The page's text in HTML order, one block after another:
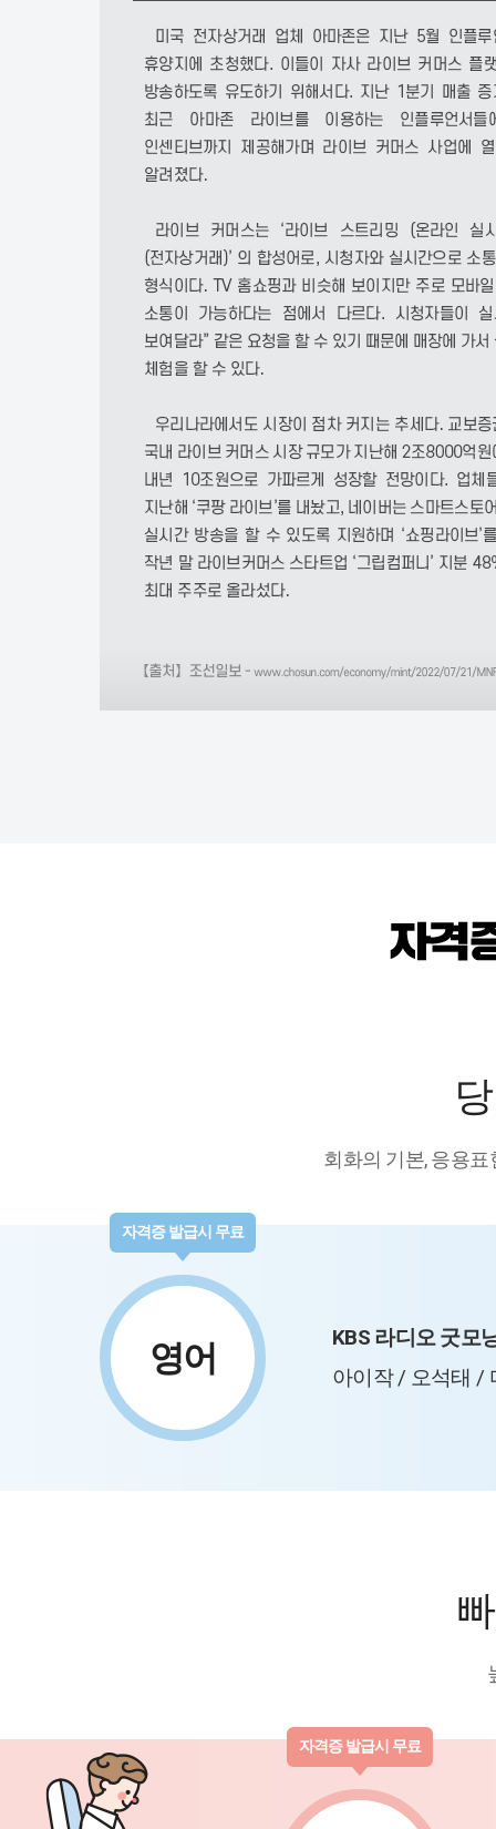
회화의 기본, 응용
영어
자격증 발급시 무료
KBS 라디오 굿모
아이작 / 오석태 /
자격증 발급시 무료